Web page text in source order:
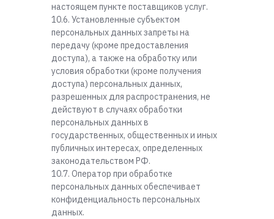
настоящем пункте поставщиков услуг.
10.6. Установленные субъектом
персональных данных запреты на
передачу (кроме предоставления
доступа), а также на обработку или
условия обработки (кроме получения
доступа) персональных данных,
разрешенных для распространения, не
действуют в случаях обработки
персональных данных в
государственных, общественных и иных
публичных интересах, определенных
законодательством РФ.
10.7. Оператор при обработке
персональных данных обеспечивает
конфиденциальность персональных
данных.